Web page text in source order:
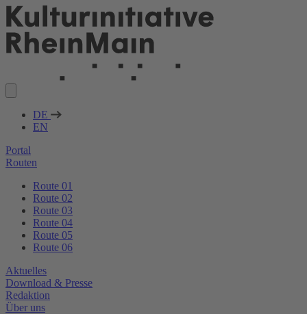
DE
EN
Portal
Routen
Route 01
Route 02
Route 03
Route 04
Route 05
Route 06
Aktuelles
Download & Presse
Redaktion
Über uns